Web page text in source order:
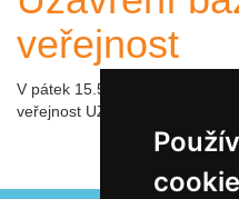
veřejnost
V pátek 15.5.2026 bude bazén
veřejnost UZAVŘEN. Děkujeme
Autor